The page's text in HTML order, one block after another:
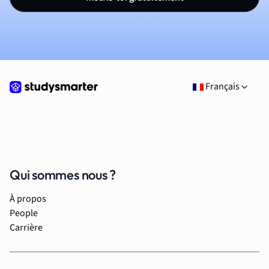
Français
Qui sommes nous ?
À propos
People
Carrière